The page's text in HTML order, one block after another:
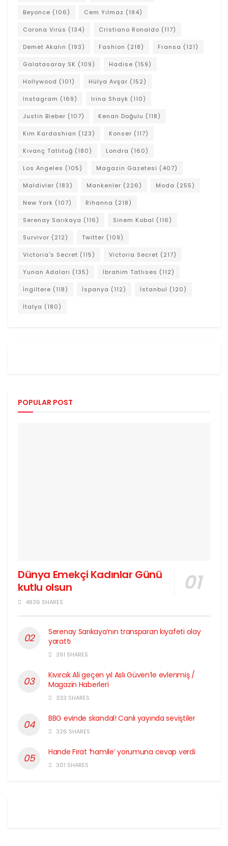
Beyonce (106) Cem Yılmaz (194)
Corona Virüs (134) Cristiano Ronaldo (117)
Demet Akalın (193) Fashion (218) Fransa (121)
Galatasaray SK (109) Hadise (159)
Hollywood (101) Hülya Avşar (152)
Instagram (169) Irina Shayk (110)
Justin Bieber (107) Kenan Doğulu (118)
Kim Kardashian (123) Konser (117)
Kıvanç Tatlıtuğ (180) Londra (160)
Los Angeles (105) Magazin Gazetesi (407)
Maldivler (183) Mankenler (226) Moda (255)
New York (107) Rihanna (218)
Serenay Sarıkaya (116) Sinem Kobal (116)
Survivor (212) Twitter (109)
Victoria's Secret (115) Victoria Secret (217)
Yunan Adaları (135) İbrahim Tatlıses (112)
İngiltere (118) İspanya (112) İstanbul (120)
İtalya (180)
POPULAR POST
Dünya Emekçi Kadınlar Günü
kutlu olsun
4836 SHARES
Serenay Sarıkaya’nın transparan kıyafeti olay
yarattı
391 SHARES
Kıvırcık Ali geçen yıl Aslı Güven’le evlenmiş /
Magazin Haberleri
333 SHARES
BBG evinde skandal! Canlı yayında seviştiler
326 SHARES
Hande Fırat ‘hamile’ yorumuna cevap verdi
301 SHARES